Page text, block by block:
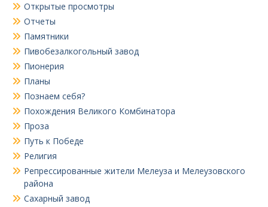
Открытые просмотры
Отчеты
Памятники
Пивобезалкогольный завод
Пионерия
Планы
Познаем себя?
Похождения Великого Комбинатора
Проза
Путь к Победе
Религия
Репрессированные жители Мелеуза и Мелеузовского
района
Сахарный завод